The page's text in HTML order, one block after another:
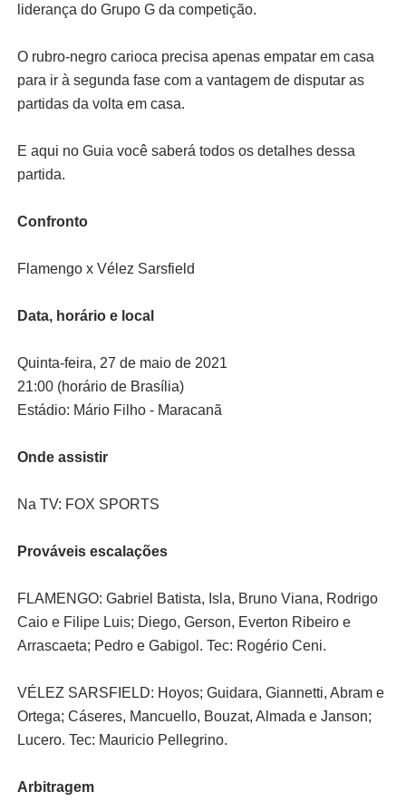
liderança do Grupo G da competição.
O rubro-negro carioca precisa apenas empatar em casa
para ir à segunda fase com a vantagem de disputar as
partidas da volta em casa.
E aqui no Guia você saberá todos os detalhes dessa
partida.
Confronto
Flamengo x Vélez Sarsfield
Data, horário e local
Quinta-feira, 27 de maio de 2021
21:00 (horário de Brasília)
Estádio: Mário Filho - Maracanã
Onde assistir
Na TV: FOX SPORTS
Prováveis escalações
FLAMENGO: Gabriel Batista, Isla, Bruno Viana, Rodrigo
Caio e Filipe Luis; Diego, Gerson, Everton Ribeiro e
Arrascaeta; Pedro e Gabigol. Tec: Rogério Ceni.
VÉLEZ SARSFIELD: Hoyos; Guidara, Giannetti, Abram e
Ortega; Cáseres, Mancuello, Bouzat, Almada e Janson;
Lucero. Tec: Mauricio Pellegrino.
Arbitragem